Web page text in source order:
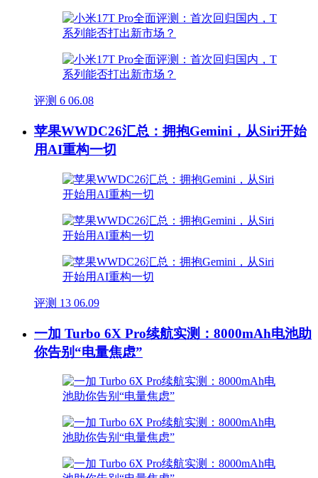
评测 6 06.08
苹果WWDC26汇总：拥抱Gemini，从Siri开始
用AI重构一切
评测 13 06.09
一加 Turbo 6X Pro续航实测：8000mAh电池助
你告别“电量焦虑”